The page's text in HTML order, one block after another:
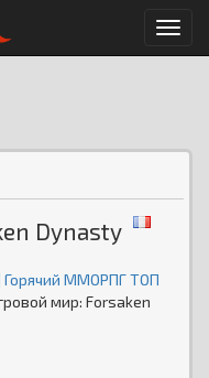
Меню
Dynasty
Горячий ММОРПГ ТОП
мир: Forsaken